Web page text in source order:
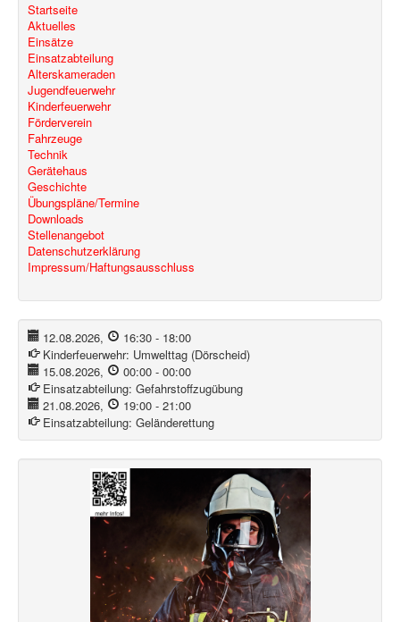
Startseite
Aktuelles
Einsätze
Einsatzabteilung
Alterskameraden
Jugendfeuerwehr
Kinderfeuerwehr
Förderverein
Fahrzeuge
Technik
Gerätehaus
Geschichte
Übungspläne/Termine
Downloads
Stellenangebot
Datenschutzerklärung
Impressum/Haftungsausschluss
12.08.2026, 16:30- 18:00
Kinderfeuerwehr: Umwelttag (Dörscheid)
15.08.2026, 00:00- 00:00
Einsatzabteilung:Gefahrstoffzugübung
21.08.2026, 19:00- 21:00
Einsatzabteilung:Geländerettung